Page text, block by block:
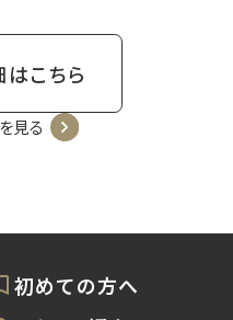
こちら
見る
初めての方へ